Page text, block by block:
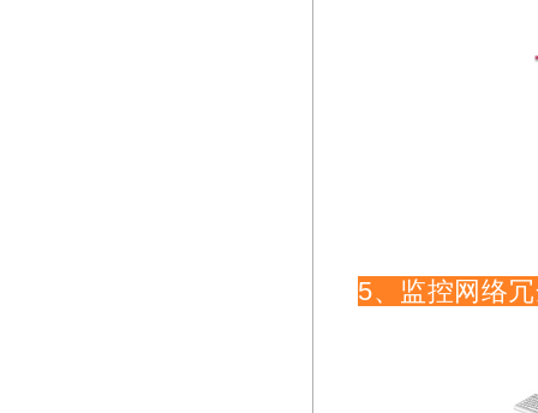
5、监控网络